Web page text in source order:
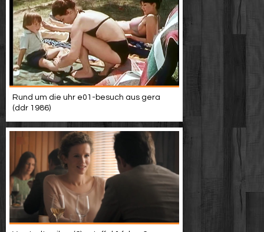
Rund um die uhr e01-besuch aus gera
(ddr 1986)